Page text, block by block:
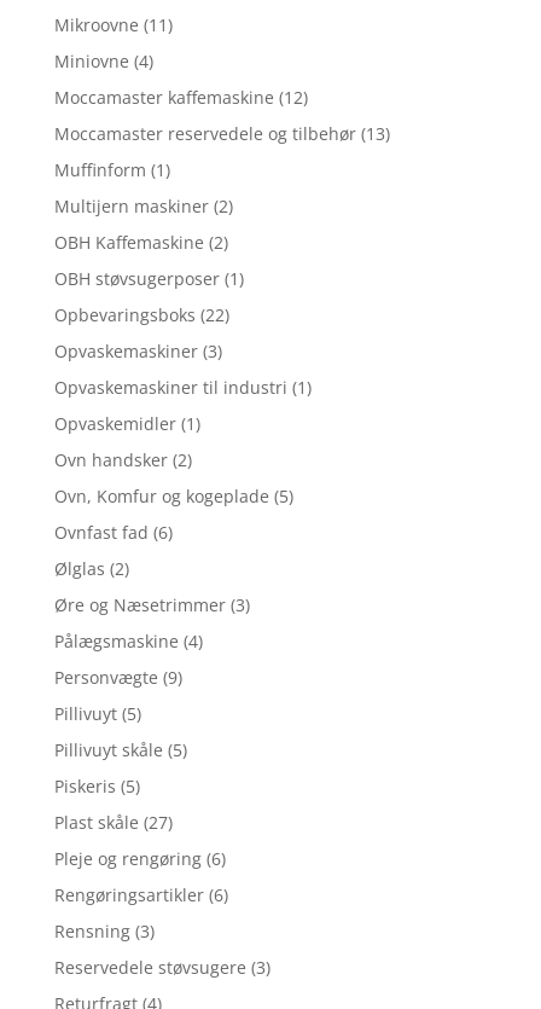
Mikroovne (11)
Miniovne (4)
Moccamaster kaffemaskine (12)
Moccamaster reservedele og tilbehør (13)
Muffinform (1)
Multijern maskiner (2)
OBH Kaffemaskine (2)
OBH støvsugerposer (1)
Opbevaringsboks (22)
Opvaskemaskiner (3)
Opvaskemaskiner til industri (1)
Opvaskemidler (1)
Ovn handsker (2)
Ovn, Komfur og kogeplade (5)
Ovnfast fad (6)
Ølglas (2)
Øre og Næsetrimmer (3)
Pålægsmaskine (4)
Personvægte (9)
Pillivuyt (5)
Pillivuyt skåle (5)
Piskeris (5)
Plast skåle (27)
Pleje og rengøring (6)
Rengøringsartikler (6)
Rensning (3)
Reservedele støvsugere (3)
Returfragt (4)